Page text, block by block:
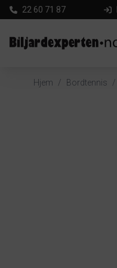
22 60 71 87
Hjem / Bordtennis /